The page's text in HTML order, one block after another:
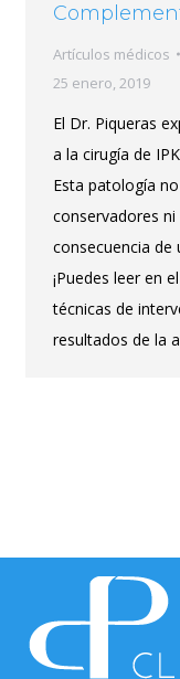
Artículos médicos
25 enero, 2019
El Dr. Piqueras
a la cirugía de
Esta patología
conservadores
consecuencia de
¡Puedes leer en
técnicas de
resultados de la